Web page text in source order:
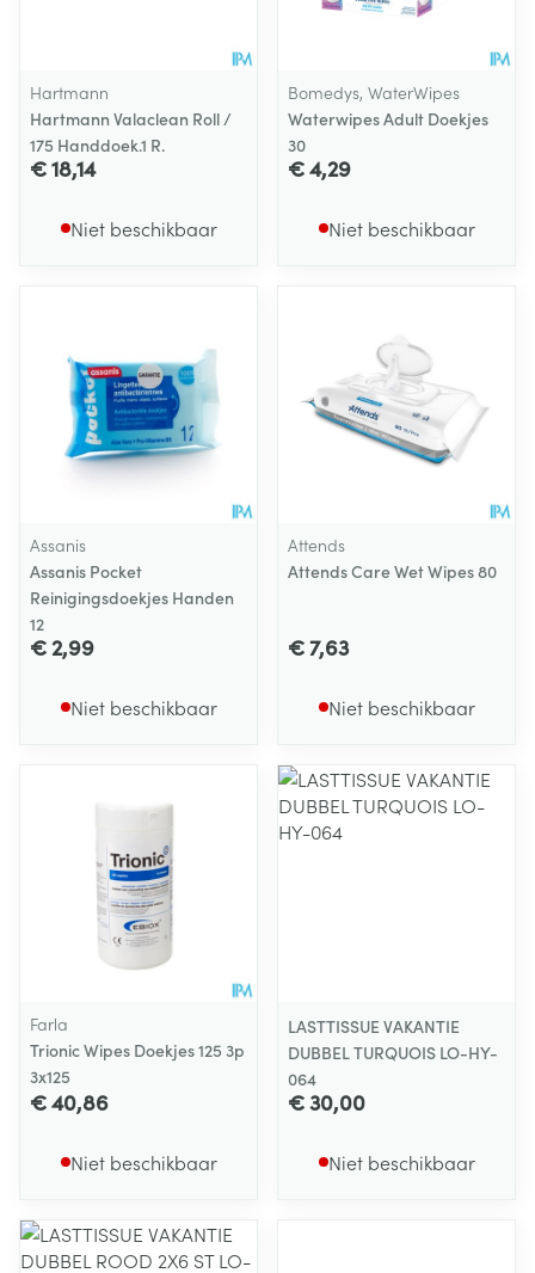
Hartmann
Hartmann Valaclean Roll /
175 Handdoek.1 R.
€ 18,14
Niet beschikbaar
Bomedys, WaterWipes
Waterwipes Adult Doekjes
30
€ 4,29
Niet beschikbaar
Assanis
Assanis Pocket
Reinigingsdoekjes Handen
12
€ 2,99
Niet beschikbaar
Attends
Attends Care Wet Wipes 80
€ 7,63
Niet beschikbaar
Farla
Trionic Wipes Doekjes 125 3p
3x125
€ 40,86
Niet beschikbaar
LASTTISSUE VAKANTIE
DUBBEL TURQUOIS LO-HY-
064
€ 30,00
Niet beschikbaar